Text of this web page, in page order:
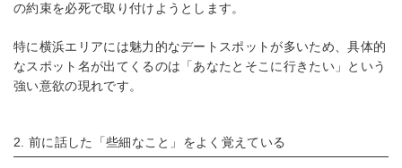
の約束を必死で取り付けようとします。
特に横浜エリアには魅力的なデートスポットが多いため、具体的
なスポット名が出てくるのは「あなたとそこに行きたい」という
強い意欲の現れです。
2. 前に話した「些細なこと」をよく覚えている